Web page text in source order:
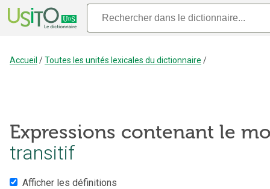
Accueil /Toutes les unités lexicales du dictionnaire /
Expressions contenant le
transitif
Afficher les définitions